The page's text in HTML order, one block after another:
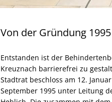
Von der Gründung
Entstanden ist der
Kreuznach barrierefrei zu
Stadtrat beschloss am 12.
September 1995 unter Leitung